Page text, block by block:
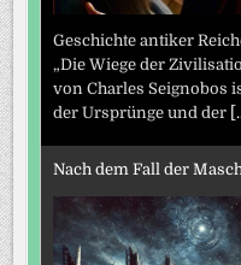
Geschichte antiker
„Die Wiege der
von Charles Seignobos
der Ursprünge und der
Nach dem Fall der